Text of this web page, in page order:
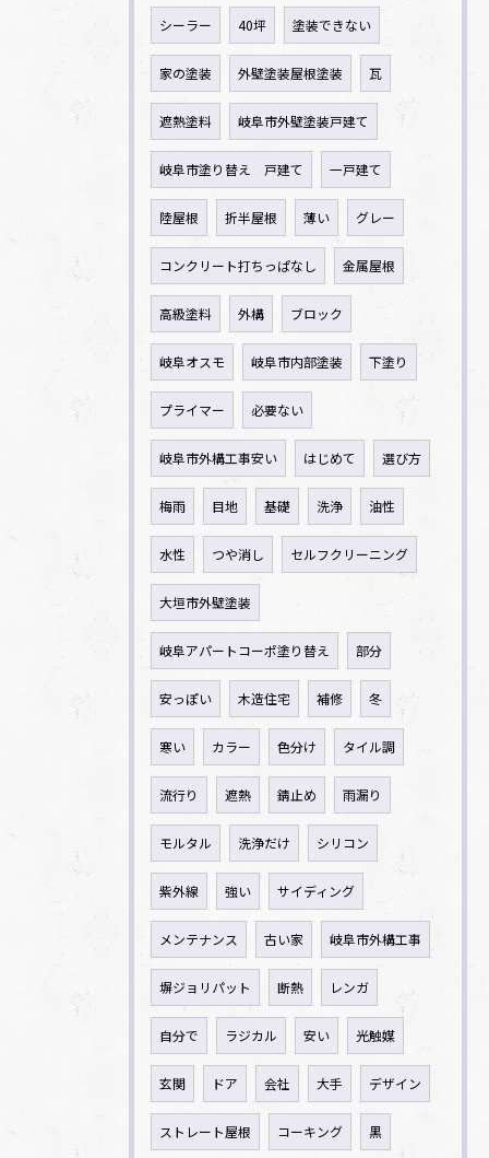
シーラー 40坪 塗装できない
家の塗装 外壁塗装屋根塗装 瓦
遮熱塗料 岐阜市外壁塗装戸建て
岐阜市塗り替え 戸建て 一戸建て
陸屋根 折半屋根 薄い グレー
コンクリート打ちっぱなし 金属屋根
高級塗料 外構 ブロック
岐阜オスモ 岐阜市内部塗装 下塗り
プライマー 必要ない
岐阜市外構工事安い はじめて 選び方
梅雨 目地 基礎 洗浄 油性
水性 つや消し セルフクリーニング
大垣市外壁塗装
岐阜アパートコーポ塗り替え 部分
安っぽい 木造住宅 補修 冬
寒い カラー 色分け タイル調
流行り 遮熱 錆止め 雨漏り
モルタル 洗浄だけ シリコン
紫外線 強い サイディング
メンテナンス 古い家 岐阜市外構工事
塀ジョリパット 断熱 レンガ
自分で ラジカル 安い 光触媒
玄関 ドア 会社 大手 デザイン
ストレート屋根 コーキング 黒